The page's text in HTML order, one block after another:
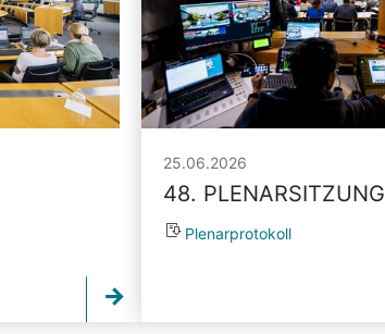
25.06.2026
48. PLENARSITZUNG
Plenarprotokoll